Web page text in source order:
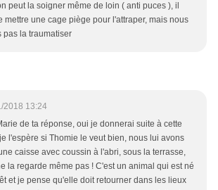
peut la soigner même de loin ( anti puces ), il
mettre une cage piège pour l'attraper, mais nous
pas la traumatiser
2018 13:24
de ta réponse, oui je donnerai suite à cette
l'espère si Thomie le veut bien, nous lui avons
caisse avec coussin à l'abri, sous la terrasse,
la regarde même pas ! C'est un animal qui est né
et je pense qu'elle doit retourner dans les lieux